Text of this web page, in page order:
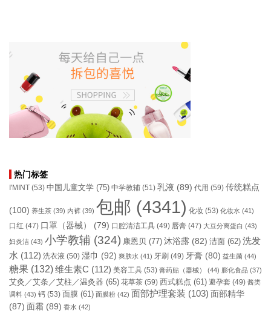
热门标签
I'MINT (53) 中国儿童文学 (75) 中学教辅 (51) 乳液 (89) 代用 (59) 传统糕点
(100) 养生茶 (39) 内裤 (39) 包邮 (4341) 化妆 (53) 化妆水 (41)
口红 (47) 口罩（器械） (79) 口腔清洁工具 (49) 唇膏 (47) 大豆分离蛋白 (43)
妇炎洁 (43) 小学教辅 (324) 康恩贝 (77) 沐浴露 (82) 洁面 (62) 洗发
水 (112) 洗衣液 (50) 湿巾 (92) 爽肤水 (41) 牙刷 (49) 牙膏 (80) 益生菌 (44)
糖果 (132)维生素C (112) 美容工具 (53) 膏药贴（器械） (44) 膨化食品 (37)
艾灸／艾条／艾柱／温灸器 (65) 花草茶 (59) 西式糕点 (61) 避孕套 (49) 酱类
调料 (43) 钙 (53) 面膜 (61) 面膜粉 (42) 面部护理套装 (103) 面部精华
(87) 面霜 (89) 香水 (42)